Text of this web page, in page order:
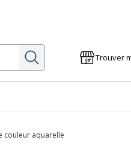
Rechercher Trouver
couleur aquarelle